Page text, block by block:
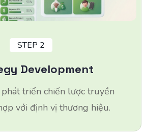
STEP 2
Development
triển chiến lược truyền
với định vị thương hiệu.